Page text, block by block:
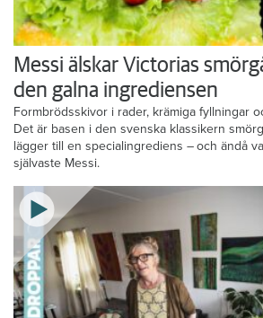
Messi älskar Victorias
den galna ingrediensen
Formbrödsskivor i rader, krämiga fyllningar
Det är basen i den svenska klassikern
lägger till en specialingrediens – och ändå
självaste Messi.